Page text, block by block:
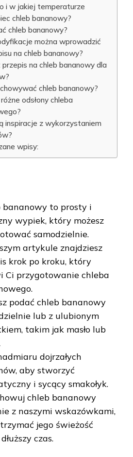
i w jakiej temperaturze
chleb bananowy?
chleb bananowy?
można wprowadzić
na chleb bananowy?
na chleb bananowy dla
chleb bananowy?
odsłony chleba
inspiracje z wykorzystaniem
wpisy:
bananowy to prosty i
wypiek, który możesz
samodzielnie.
artykule znajdziesz
krok po kroku, który
Ci przygotowanie chleba
podać chleb bananowy
lub z ulubionym
takim jak masło lub
dojrzałych
aby stworzyć
i sycący smakołyk.
chleb bananowy
z naszymi wskazówkami,
jego świeżość
czas.